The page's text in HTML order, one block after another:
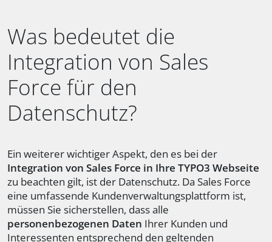
Was bedeutet die
Integration von Sales
Force für den
Datenschutz?
Ein weiterer wichtiger Aspekt, den es bei der
Integration von Sales Force in Ihre TYPO3 Webseite
zu beachten gilt, ist der Datenschutz. Da Sales Force
eine umfassende Kundenverwaltungsplattform ist,
müssen Sie sicherstellen, dass alle
personenbezogenen Daten Ihrer Kunden und
Interessenten entsprechend den geltenden